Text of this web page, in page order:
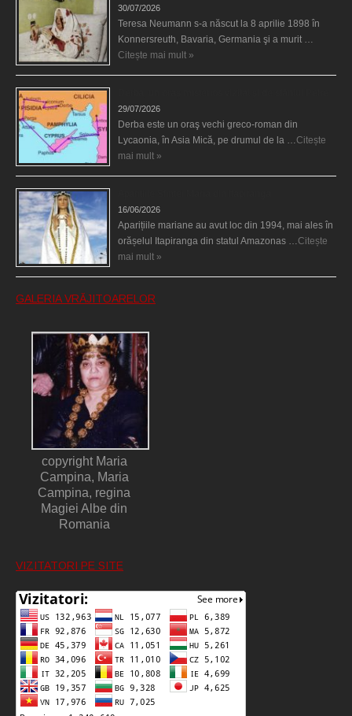
30/07/2026
Teresa Neumann s-a născut la 8 aprilie 1898 în
Konnersreuth, Bavaria, Germania şi a murit …
Citește mai mult »
29/07/2026
Derba este un oraş vechi greco-roman din
Lycaonia, în Asia Mică, pe drumul de la … Citește
mai mult »
16/06/2026
Aparițiile mariane au avut loc din 1994, mai ales în
orășelul Itapiranga din statul Amazonas … Citește
mai mult »
GALERIA VRĂJITOARELOR
copyright Maria
Campina, Maria
Campina, regina
Magiei Albe din
Romania
VIZITATORI PE SITE